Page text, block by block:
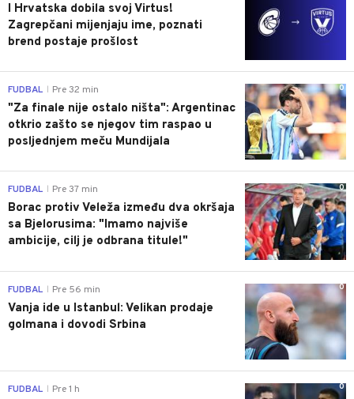
I Hrvatska dobila svoj Virtus!
Zagrepčani mijenjaju ime, poznati
brend postaje prošlost
0
FUDBAL Pre 32 min
"Za finale nije ostalo ništa": Argentinac
otkrio zašto se njegov tim raspao u
posljednjem meču Mundijala
0
FUDBAL Pre 37 min
Borac protiv Veleža između dva okršaja
sa Bjelorusima: "Imamo najviše
ambicije, cilj je odbrana titule!"
0
FUDBAL Pre 56 min
Vanja ide u Istanbul: Velikan prodaje
golmana i dovodi Srbina
0
FUDBAL Pre 1 h